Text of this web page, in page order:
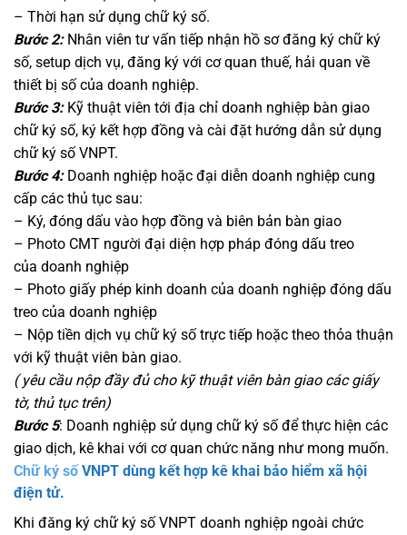
– Thời hạn sử dụng chữ ký số.
Bước 2: Nhân viên tư vấn tiếp nhận hồ sơ đăng ký chữ ký
số, setup dịch vụ, đăng ký với cơ quan thuế, hải quan về
thiết bị số của doanh nghiệp.
Bước 3:Kỹ thuật viên tới địa chỉ doanh nghiệp bàn giao
chữ ký số, ký kết hợp đồng và cài đặt hướng dẫn sử dụng
chữ ký số VNPT.
Bước 4:Doanh nghiệp hoặc đại diễn doanh nghiệp cung
cấp các thủ tục sau:
– Ký, đóng dấu vào hợp đồng và biên bản bàn giao
– Photo CMT người đại diện hợp pháp đóng dấu treo
của doanh nghiệp
– Photo giấy phép kinh doanh của doanh nghiệp đóng dấu
treo của doanh nghiệp
– Nộp tiền dịch vụ chữ ký số trực tiếp hoặc theo thỏa thuận
với kỹ thuật viên bàn giao.
( yêu cầu nộp đầy đủ cho kỹ thuật viên bàn giao các giấy
tờ, thủ tục trên)
Bước 5: Doanh nghiệp sử dụng chữ ký số để thực hiện các
giao dịch, kê khai với cơ quan chức năng như mong muốn.
Chữ ký sốVNPT dùng kết hợp kê khai bảo hiểm xã hội
điện tử.
Khi đăng ký chữ ký số VNPT doanh nghiệp ngoài chức